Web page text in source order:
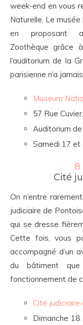
week-end en vous
Naturelle. Le
en proposant
Zoothèque grâce
l’auditorium de la
parisienne n’a
Museum
57 Rue
Auditorium de
Samedi 17 et
8
Cité
On n’entre
judiciaire de
qui se dresse
Cette fois, vous
accompagné d’un
du bâtiment
fonctionnement de
Cité judiciaire
Dimanche